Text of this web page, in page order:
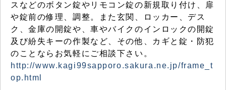
スなどのボタン錠やリモコン錠の新規取り付け、扉
や錠前の修理、調整。また玄関、ロッカー、デス
ク、金庫の開錠や、車やバイクのインロックの開錠
及び紛失キーの作製など、その他、カギと錠・防犯
のことならお気軽にご相談下さい。
http://www.kagi99sapporo.sakura.ne.jp/frame_t
op.html